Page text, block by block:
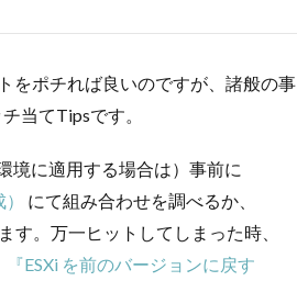
をポチれば良いのですが、諸般の事
当てTipsです。
境に適用する場合は）事前に
にて組み合わせを調べるか、
。万一ヒットしてしまった時、
『ESXi を前のバージョンに戻す